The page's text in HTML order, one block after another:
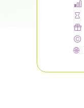
📊︎
⏱
🎁︎
©
🌐︎